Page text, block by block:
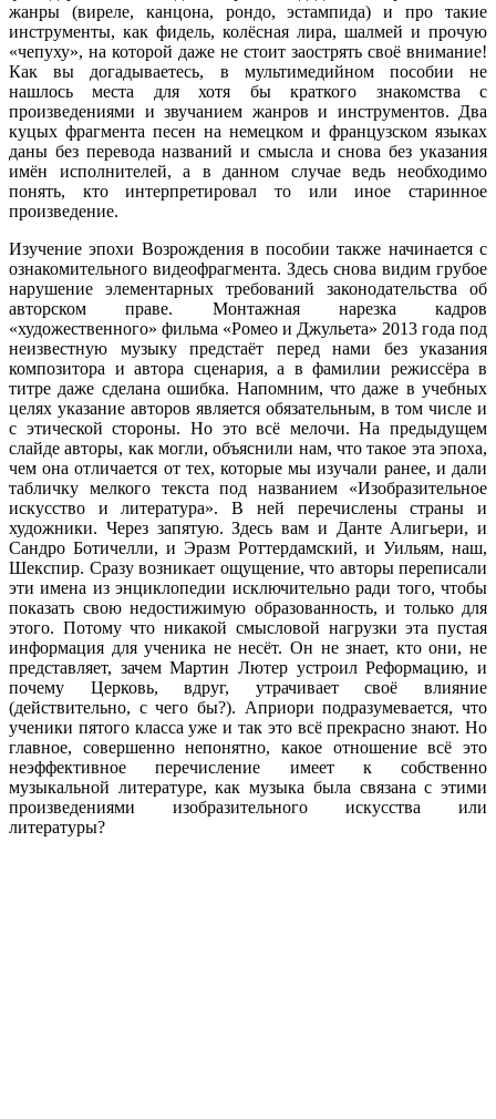
жанры (виреле, канцона, рондо, эстампида) и про такие
инструменты, как фидель, колёсная лира, шалмей и прочую
«чепуху», на которой даже не стоит заострять своё внимание!
Как вы догадываетесь, в мультимедийном пособии не
нашлось места для хотя бы краткого знакомства с
произведениями и звучанием жанров и инструментов. Два
куцых фрагмента песен на немецком и французском языках
даны без перевода названий и смысла и снова без указания
имён исполнителей, а в данном случае ведь необходимо
понять, кто интерпретировал то или иное старинное
произведение.
Изучение эпохи Возрождения в пособии также начинается с
ознакомительного видеофрагмента. Здесь снова видим грубое
нарушение элементарных требований законодательства об
авторском праве. Монтажная нарезка кадров
«художественного» фильма «Ромео и Джульета» 2013 года под
неизвестную музыку предстаёт перед нами без указания
композитора и автора сценария, а в фамилии режиссёра в
титре даже сделана ошибка. Напомним, что даже в учебных
целях указание авторов является обязательным, в том числе и
с этической стороны. Но это всё мелочи. На предыдущем
слайде авторы, как могли, объяснили нам, что такое эта эпоха,
чем она отличается от тех, которые мы изучали ранее, и дали
табличку мелкого текста под названием «Изобразительное
искусство и литература». В ней перечислены страны и
художники. Через запятую. Здесь вам и Данте Алигьери, и
Сандро Ботичелли, и Эразм Роттердамский, и Уильям, наш,
Шекспир. Сразу возникает ощущение, что авторы переписали
эти имена из энциклопедии исключительно ради того, чтобы
показать свою недостижимую образованность, и только для
этого. Потому что никакой смысловой нагрузки эта пустая
информация для ученика не несёт. Он не знает, кто они, не
представляет, зачем Мартин Лютер устроил Реформацию, и
почему Церковь, вдруг, утрачивает своё влияние
(действительно, с чего бы?). Априори подразумевается, что
ученики пятого класса уже и так это всё прекрасно знают. Но
главное, совершенно непонятно, какое отношение всё это
неэффективное перечисление имеет к собственно
музыкальной литературе, как музыка была связана с этими
произведениями изобразительного искусства или
литературы?